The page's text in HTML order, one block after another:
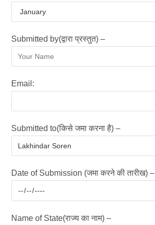
Submitted by(द्वारा प्रस्तुत) –
Email:
Submitted to(किसे जमा करना है) –
Date of Submission (जमा करने की तारीख) –
Name of State(राज्य का नाम) –